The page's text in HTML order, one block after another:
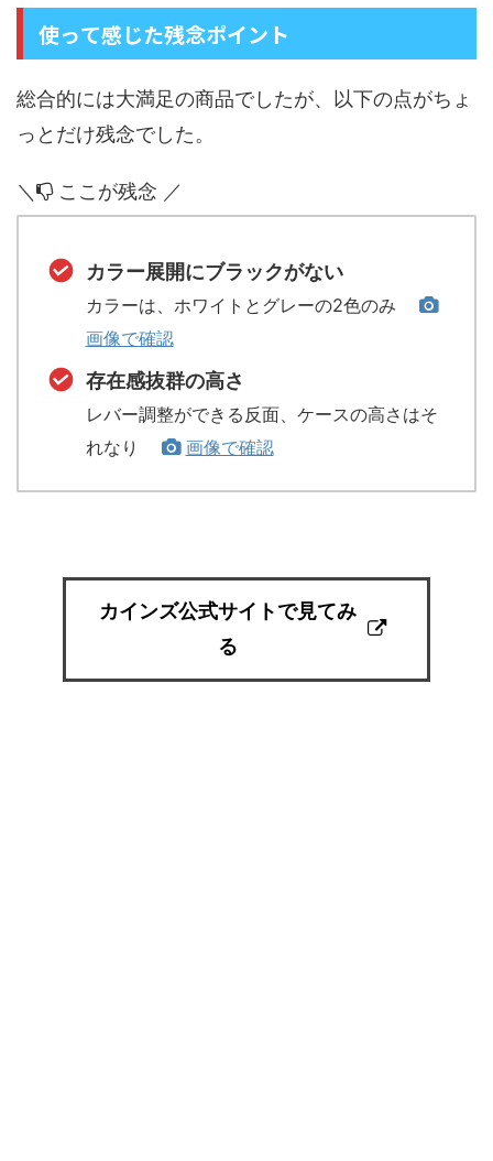
使って感じた残念ポイント
総合的には大満足の商品でしたが、以下の点がちょ
っとだけ残念でした。
＼ ここが残念 ／
カラー展開にブラックがない
カラーは、ホワイトとグレーの2色のみ
画像で確認
存在感抜群の高さ
レバー調整ができる反面、ケースの高さはそ
れなり
画像で確認
カインズ公式サイトで見てみ
る